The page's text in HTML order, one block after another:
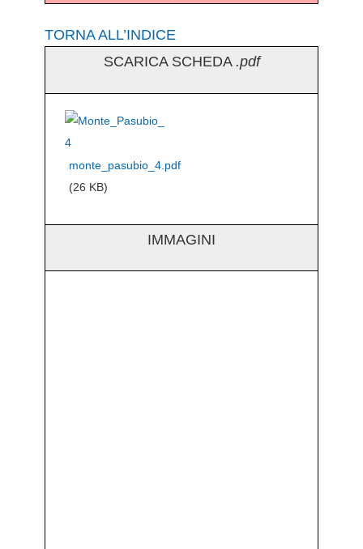
TORNA ALL’INDICE
SCARICA SCHEDA .pdf
monte_pasubio_4.pdf
(26 KB)
IMMAGINI